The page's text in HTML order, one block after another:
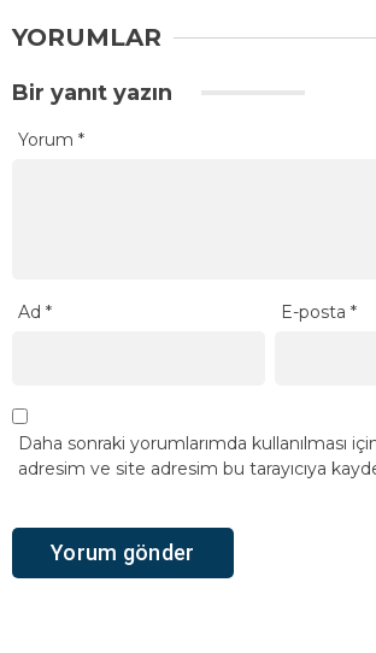
YORUMLAR
Bir yanıt yazın
Yorum *
Ad * E-posta*
Daha sonraki yorumlarımda kullanılması
adresim ve site adresim bu tarayıcıya